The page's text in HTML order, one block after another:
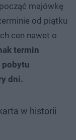
majówkę
od piątku
cen nawet o
termin
pobytu
dni.
w historii